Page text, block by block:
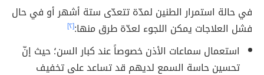
في حالة استمرار الطنين لمدّة تتعدّى ستة أشهر أو في حال
فشل العلاجات يمكن اللجوء لعدّة طرق منها:[٢]
استعمال سماعات الأذن خصوصاً عند كبار السن؛ حيث إنّ
تحسين حاسة السمع لديهم قد تساعد على تخفيف